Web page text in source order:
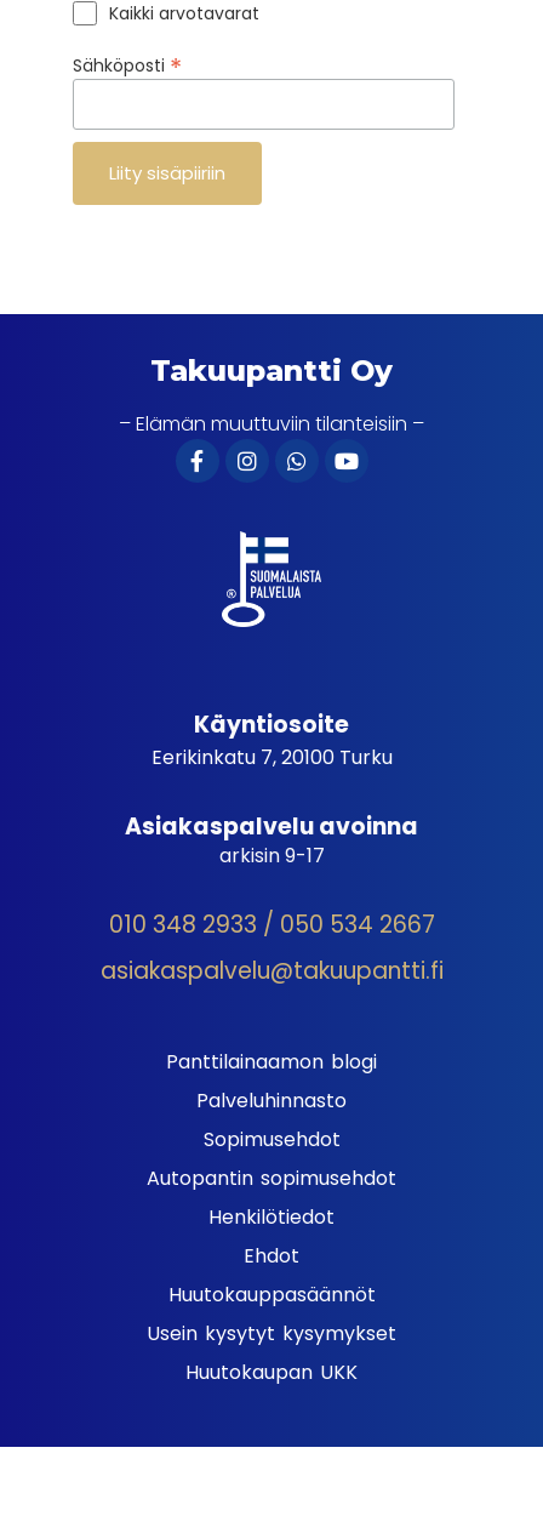
Kaikki arvotavarat
Sähköposti *
Takuupantti Oy
– Elämän muuttuviin tilanteisiin –
Käyntiosoite
Eerikinkatu 7, 20100 Turku
Asiakaspalvelu avoinna
arkisin 9-17
010 348 2933 / 050 534 2667
asiakaspalvelu@takuupantti.fi
Panttilainaamon blogi
Palveluhinnasto
Sopimusehdot
Autopantin sopimusehdot
Henkilötiedot
Ehdot
Huutokauppasäännöt
Usein kysytyt kysymykset
Huutokaupan UKK